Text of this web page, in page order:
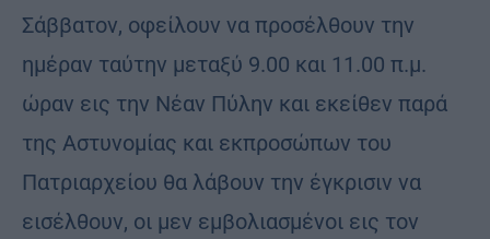
Σάββατον, οφείλουν να προσέλθουν την
ημέραν ταύτην μεταξύ 9.00 και 11.00 π.μ.
ώραν εις την Νέαν Πύλην και εκείθεν παρά
της Αστυνομίας και εκπροσώπων του
Πατριαρχείου θα λάβουν την έγκρισιν να
εισέλθουν, οι μεν εμβολιασμένοι εις τον